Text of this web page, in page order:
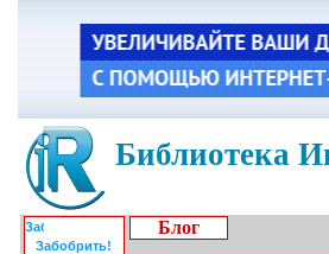
Библиотека
Забобрить!
Блог